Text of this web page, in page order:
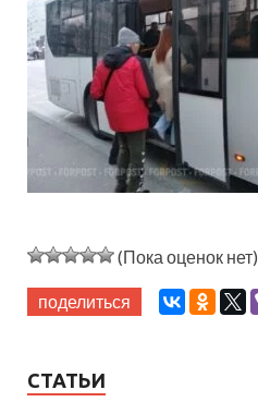
(Пока оценок нет)
поделиться
СТАТЬИ